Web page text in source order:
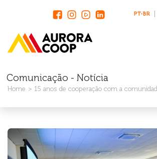
PT-BR
Comunicação - Notícia
Home 15 anos de cooperação com a